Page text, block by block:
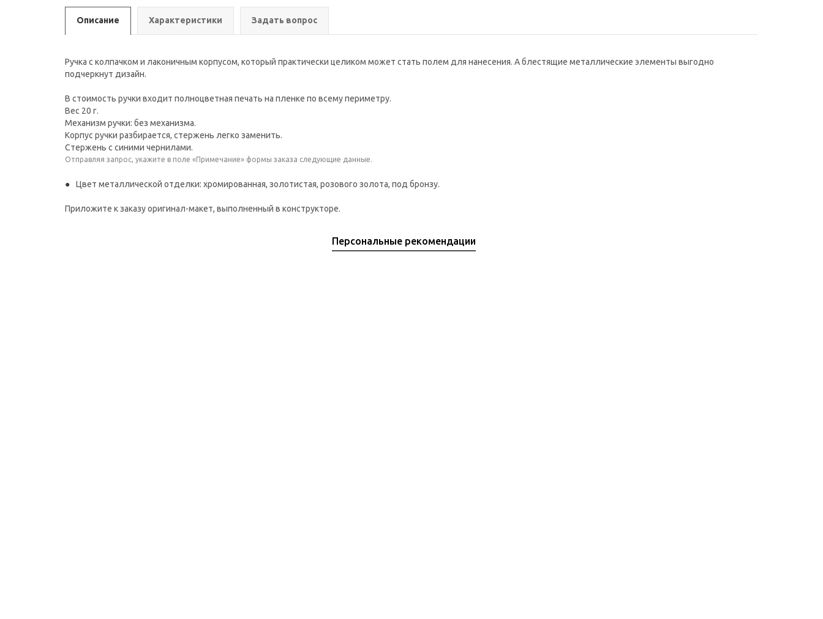
Описание Характеристики Задать вопрос
Ручка с колпачком и лаконичным корпусом, который практически целиком может стать полем для нанесения. А блестящие металлические элементы выгодно
подчеркнут дизайн.
В стоимость ручки входит полноцветная печать на пленке по всему периметру.
Вес 20 г.
Механизм ручки: без механизма.
Корпус ручки разбирается, стержень легко заменить.
Стержень с синими чернилами.
Отправляя запрос, укажите в поле «Примечание» формы заказа следующие данные.
Цвет металлической отделки: хромированная, золотистая, розового золота, под бронзу.
Приложите к заказу оригинал-макет, выполненный в конструкторе.
Персональные рекомендации